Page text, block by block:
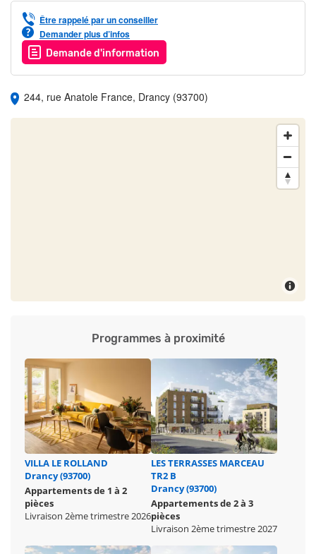
Les déplacements
• Bus à 4 min*
• Tramway à 6 min**
• Gare RER à 5 min*
*Temps de trajet indicatif à pied. Source Google Maps.
**Temps de trajet indicatif en voiture. Source Google Maps.
Être rappelé par un conseiller
Demander plus d’infos
Demande d'information
244, rue Anatole France, Drancy (93700)
Programmes à proximité
VILLA LE ROLLAND
Drancy (93700)
Appartements de 1 à 2
pièces
Livraison 2ème trimestre 2026
LES TERRASSES MARCEAU
TR2 B
Drancy (93700)
Appartements de 2 à 3
pièces
Livraison 2ème trimestre 2027